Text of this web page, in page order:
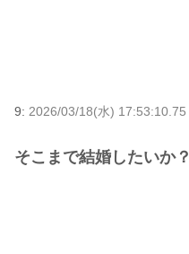
9: 2026/03/18(水) 17:53:10.75
そこまで結婚したいか？